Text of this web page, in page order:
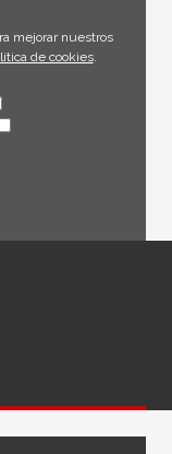
mejorar nuestros
de cookies.